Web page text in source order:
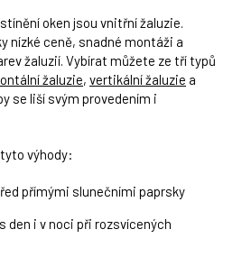
oken jsou vnitřní žaluzie.
nízké ceně, snadné montáži a
žaluzií. Vybírat můžete ze tří typů
žaluzie, vertikální žaluzie a
se liší svým provedením i
výhody:
přímými slunečními paprsky
den i v noci při rozsvícených